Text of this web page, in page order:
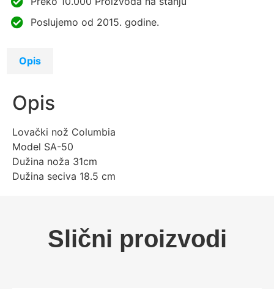
Poslujemo od 2015. godine.
Opis
Opis
Lovački nož Columbia
Model SA-50
Dužina noža 31cm
Dužina seciva 18.5 cm
Slični proizvodi